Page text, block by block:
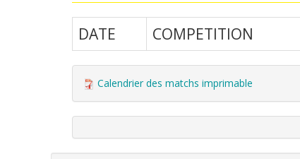
DATE COMPETITION
Calendrier des matchs imprimable